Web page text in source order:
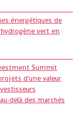
énergétiques de
vert en
Summit
d'une valeur
delà des marchés